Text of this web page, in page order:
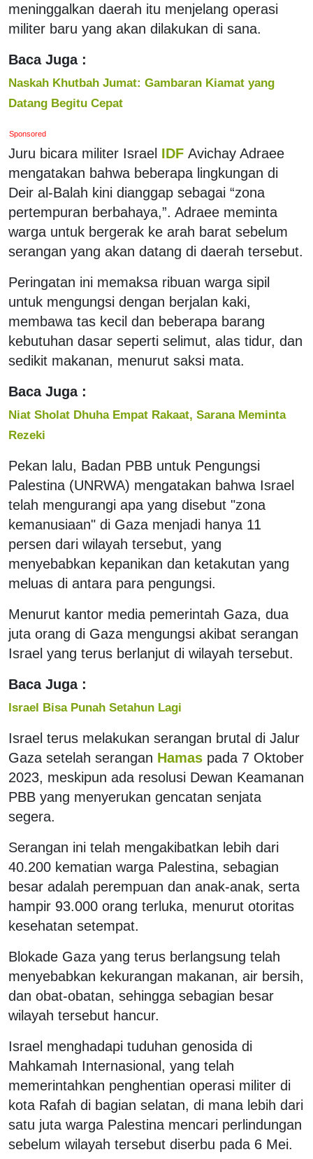
meninggalkan daerah itu menjelang operasi
militer baru yang akan dilakukan di sana.
Baca Juga :
Naskah Khutbah Jumat: Gambaran Kiamat yang
Datang Begitu Cepat
Sponsored
Juru bicara militer Israel IDF Avichay Adraee
mengatakan bahwa beberapa lingkungan di
Deir al-Balah kini dianggap sebagai “zona
pertempuran berbahaya,”. Adraee meminta
warga untuk bergerak ke arah barat sebelum
serangan yang akan datang di daerah tersebut.
Peringatan ini memaksa ribuan warga sipil
untuk mengungsi dengan berjalan kaki,
membawa tas kecil dan beberapa barang
kebutuhan dasar seperti selimut, alas tidur, dan
sedikit makanan, menurut saksi mata.
Baca Juga :
Niat Sholat Dhuha Empat Rakaat, Sarana Meminta
Rezeki
Pekan lalu, Badan PBB untuk Pengungsi
Palestina (UNRWA) mengatakan bahwa Israel
telah mengurangi apa yang disebut "zona
kemanusiaan" di Gaza menjadi hanya 11
persen dari wilayah tersebut, yang
menyebabkan kepanikan dan ketakutan yang
meluas di antara para pengungsi.
Menurut kantor media pemerintah Gaza, dua
juta orang di Gaza mengungsi akibat serangan
Israel yang terus berlanjut di wilayah tersebut.
Baca Juga :
Israel Bisa Punah Setahun Lagi
Israel terus melakukan serangan brutal di Jalur
Gaza setelah serangan Hamas pada 7 Oktober
2023, meskipun ada resolusi Dewan Keamanan
PBB yang menyerukan gencatan senjata
segera.
Serangan ini telah mengakibatkan lebih dari
40.200 kematian warga Palestina, sebagian
besar adalah perempuan dan anak-anak, serta
hampir 93.000 orang terluka, menurut otoritas
kesehatan setempat.
Blokade Gaza yang terus berlangsung telah
menyebabkan kekurangan makanan, air bersih,
dan obat-obatan, sehingga sebagian besar
wilayah tersebut hancur.
Israel menghadapi tuduhan genosida di
Mahkamah Internasional, yang telah
memerintahkan penghentian operasi militer di
kota Rafah di bagian selatan, di mana lebih dari
satu juta warga Palestina mencari perlindungan
sebelum wilayah tersebut diserbu pada 6 Mei.